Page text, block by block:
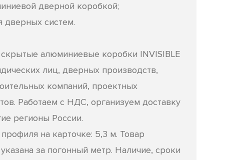
дверной коробкой;
дверных систем.
скрытые алюминиевые коробки INVISIBLE
лиц, дверных производств,
компаний, проектных
Работаем с НДС, организуем доставку
регионы России.
на карточке: 5,3 м. Товар
за погонный метр. Наличие, сроки